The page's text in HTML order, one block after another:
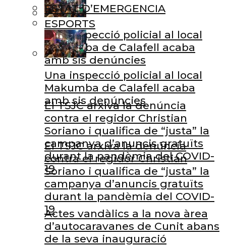
Una inspecció policial al local
Makumba de Calafell acaba
amb sis denúncies
El TSJC arxiva la denúncia
contra el regidor Christian
Soriano i qualifica de “justa” la
campanya d’anuncis gratuïts
durant la pandèmia del COVID-
19
Actes vandàlics a la nova àrea
d’autocaravanes de Cunit abans
de la seva inauguració
ESTAT D’EMERGENCIA
ESPORTS
Una inspecció policial al local
Makumba de Calafell acaba
amb sis denúncies
El TSJC arxiva la denúncia
contra el regidor Christian
Soriano i qualifica de “justa” la
campanya d’anuncis gratuïts
durant la pandèmia del COVID-
19